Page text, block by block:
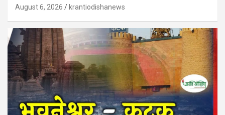
August 6, 2026 krantiodishanews